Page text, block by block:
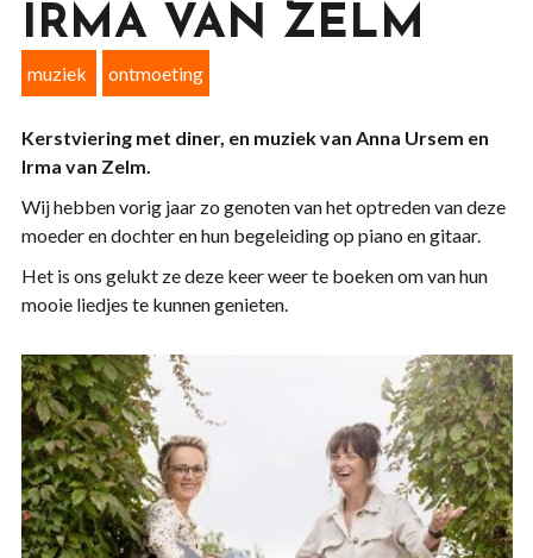
IRMA VAN ZELM
muziek ontmoeting
Kerstviering met diner, en muziek van Anna Ursem en
Irma van Zelm.
Wij hebben vorig jaar zo genoten van het optreden van deze
moeder en dochter en hun begeleiding op piano en gitaar.
Het is ons gelukt ze deze keer weer te boeken om van hun
mooie liedjes te kunnen genieten.